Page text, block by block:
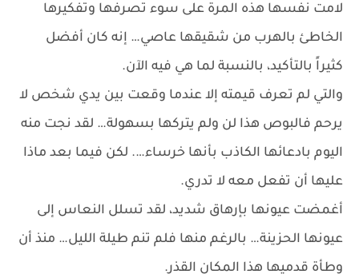
لامت نفسها هذه المرة على سوء تصرفها وتفكيرها
الخاطئ بالهرب من شقيقها عاصي… إنه كان أفضل
كثيراً بالتأكيد، بالنسبة لما هي فيه الآن.
والتي لم تعرف قيمته إلا عندما وقعت بين يدي شخص لا
يرحم فالبوص هذا لن ولم يتركها بسهولة… لقد نجت منه
اليوم بادعائها الكاذب بأنها خرساء…. لكن فيما بعد ماذا
عليها أن تفعل معه لا تدري.
أغمضت عيونها بإرهاق شديد، لقد تسلل النعاس إلى
عيونها الحزينة… بالرغم منها فلم تنم طيلة الليل… منذ أن
وطأة قدميها هذا المكان القذر.